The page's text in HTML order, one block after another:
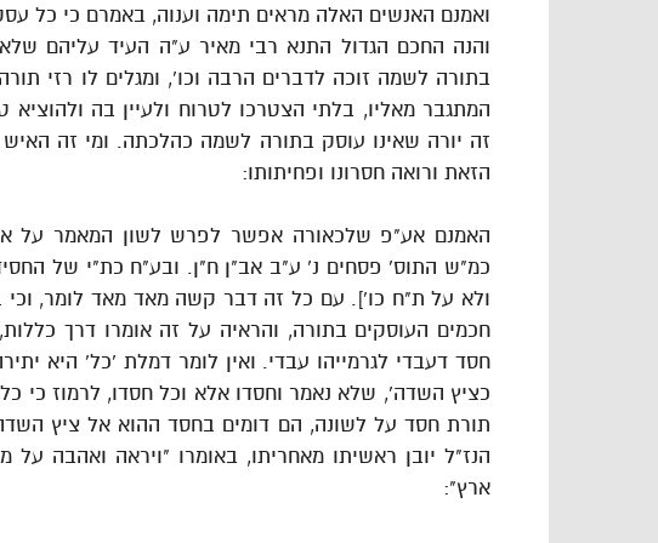
ואמנם האנשים האלה מראים תימה וענוה, באמרם כי כל
והנה החכם הגדול התנא רבי מאיר ע"ה העיד עליהם
בתורה לשמה זוכה לדברים הרבה וכו', ומגלים לו רזי
המתגבר מאליו, בלתי הצטרכו לטרוח ולעיין בה
זה יורה שאינו עוסק בתורה לשמה כהלכתה. ומי זה
הזאת ורואה חסרונו ופחיתותו:
האמנם אע"פ שלכאורה אפשר לפרש לשון המאמר על
כמ"ש התוס' פסחים נ' ע"ב אב"ן ח"ן. ובע"ח כת"י של
ולא על ת"ח כו']. עם כל זה דבר קשה מאד מאד לומר, וכי
חכמים העוסקים בתורה, והראיה על זה אומרו דרך
חסד דעבדי לגרמייהו עבדי. ואין לומר דמלת 'כל' היא
כציץ השדה', שלא נאמר וחסדו אלא וכל חסדו, לרמוז כי
תורת חסד על לשונה, הם דומים בחסד ההוא אל ציץ
הנז"ל יובן ראשיתו מאחריתו, באומרו "ויראה ואהבה
ארץ":